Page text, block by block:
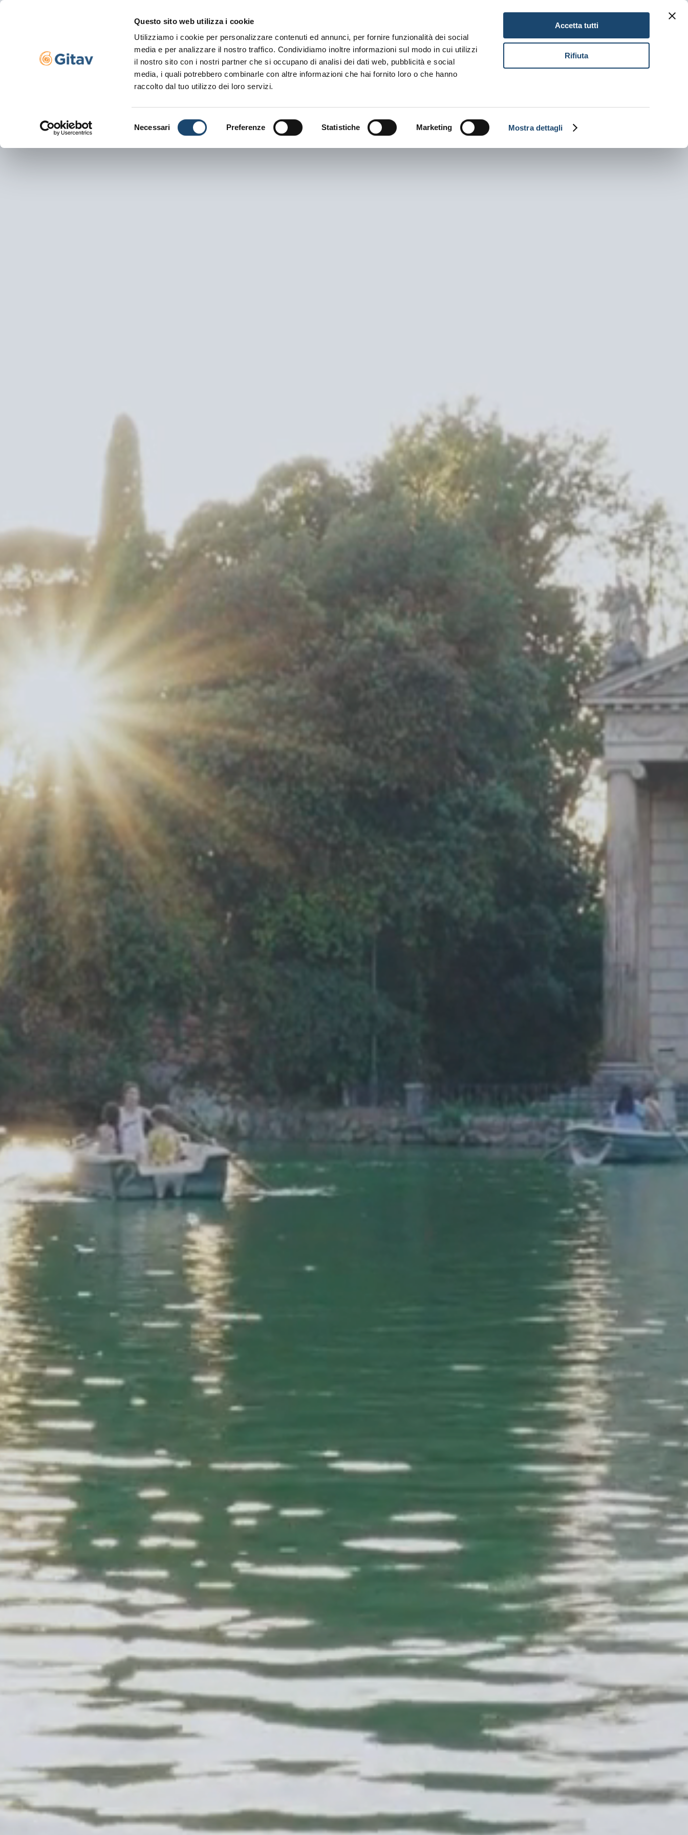
Questo sito web utilizza i cookie
Utilizziamo i cookie per personalizzare contenuti ed annunci, per fornire funzionalità dei social
media e per analizzare il nostro traffico. Condividiamo inoltre informazioni sul modo in cui utilizzi
il nostro sito con i nostri partner che si occupano di analisi dei dati web, pubblicità e social
media, i quali potrebbero combinarle con altre informazioni che hai fornito loro o che hanno
raccolto dal tuo utilizzo dei loro servizi.
del
Necessari Preferenze Statistiche Marketing Mostra dettagli
Accetta tutti
Rifiuta
Gitav Gift Card Karriere
Navigazione servizi